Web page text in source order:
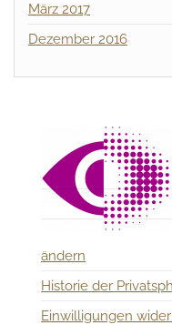
März 2017
Dezember 2016
ändern
Historie der
Einwilligungen